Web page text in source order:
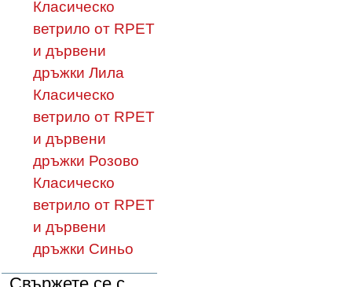
Класическо
ветрило от RPET
и дървени
дръжки Лила
Класическо
ветрило от RPET
и дървени
дръжки Розово
Класическо
ветрило от RPET
и дървени
дръжки Синьо